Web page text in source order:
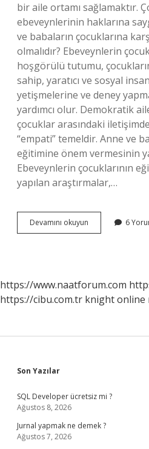
bir aile ortamı sağlamaktır.
ebeveynlerinin haklarına
ve babaların çocuklarına
olmalıdır? Ebeveynlerin
hoşgörülü tutumu,
sahip, yaratıcı ve sosyal
yetişmelerine ve deney
yardımcı olur. Demokratik
çocuklar arasındaki
“empati” temeldir. Anne ve
eğitimine önem vermesinin
Ebeveynlerin çocuklarının
yapılan araştırmalar,…
Devamını okuyun
Ve
Biri
Nedir
6
https://www.naatforum.com
https://cibu.com.tr knight online
Sidebar
Son Yazılar
SQL Developer ücretsiz mi ?
Ağustos 8, 2026
Jurnal yapmak ne demek ?
Ağustos 7, 2026